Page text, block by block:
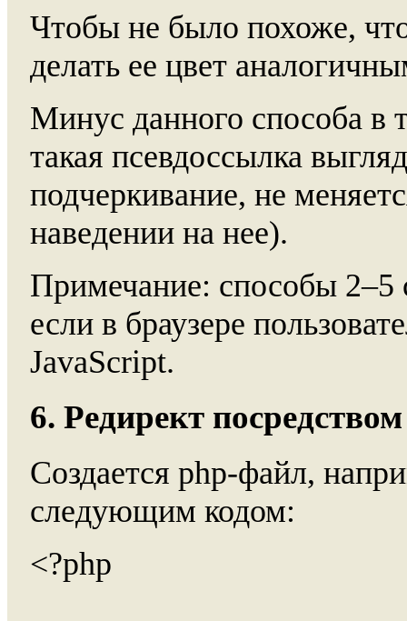
Чтобы не было похоже,
делать ее цвет
Минус данного способа в
такая псевдоссылка
подчеркивание, не
наведении на нее).
Примечание: способы 2–5
если в браузере
JavaScript.
6. Редирект
Создается php-файл,
следующим кодом:
<?php